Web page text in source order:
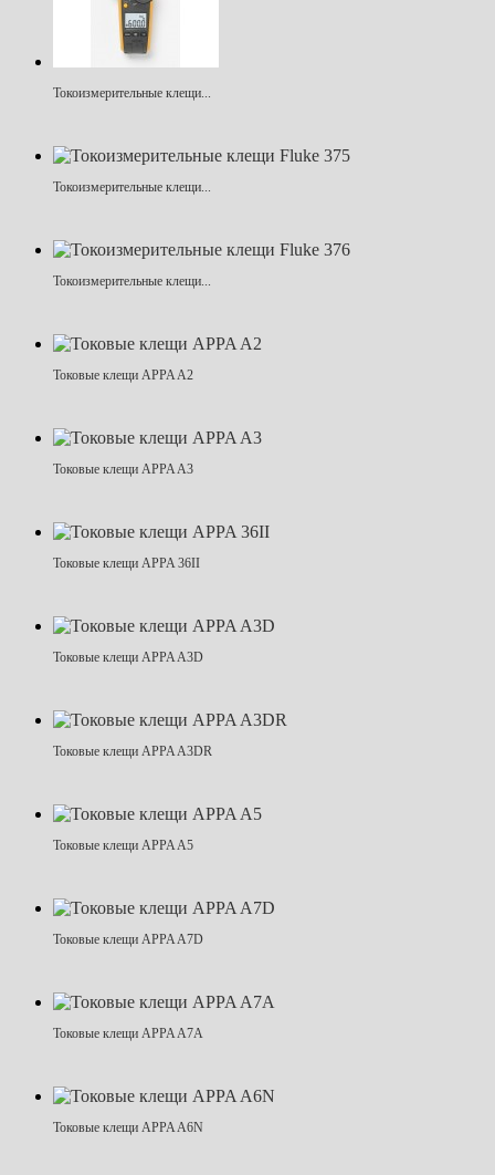
Токоизмерительные клещи...
Токоизмерительные клещи...
Токоизмерительные клещи...
Токовые клещи APPA A2
Токовые клещи APPA A3
Токовые клещи APPA 36II
Токовые клещи APPA A3D
Токовые клещи APPA A3DR
Токовые клещи APPA A5
Токовые клещи APPA A7D
Токовые клещи APPA A7A
Токовые клещи APPA A6N